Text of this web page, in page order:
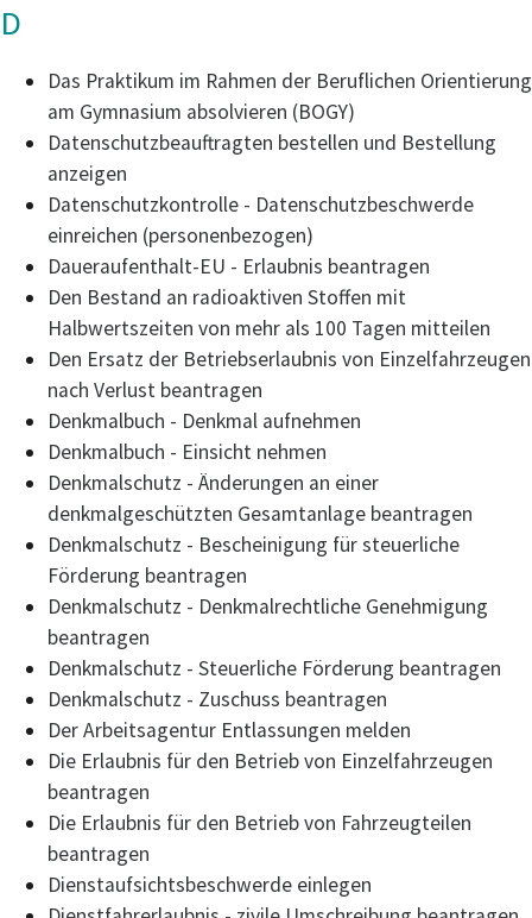
D
Das Praktikum im Rahmen der Beruflichen Orientierung
am Gymnasium absolvieren (BOGY)
Datenschutzbeauftragten bestellen und Bestellung
anzeigen
Datenschutzkontrolle - Datenschutzbeschwerde
einreichen (personenbezogen)
Daueraufenthalt-EU - Erlaubnis beantragen
Den Bestand an radioaktiven Stoffen mit
Halbwertszeiten von mehr als 100 Tagen mitteilen
Den Ersatz der Betriebserlaubnis von Einzelfahrzeugen
nach Verlust beantragen
Denkmalbuch - Denkmal aufnehmen
Denkmalbuch - Einsicht nehmen
Denkmalschutz - Änderungen an einer
denkmalgeschützten Gesamtanlage beantragen
Denkmalschutz - Bescheinigung für steuerliche
Förderung beantragen
Denkmalschutz - Denkmalrechtliche Genehmigung
beantragen
Denkmalschutz - Steuerliche Förderung beantragen
Denkmalschutz - Zuschuss beantragen
Der Arbeitsagentur Entlassungen melden
Die Erlaubnis für den Betrieb von Einzelfahrzeugen
beantragen
Die Erlaubnis für den Betrieb von Fahrzeugteilen
beantragen
Dienstaufsichtsbeschwerde einlegen